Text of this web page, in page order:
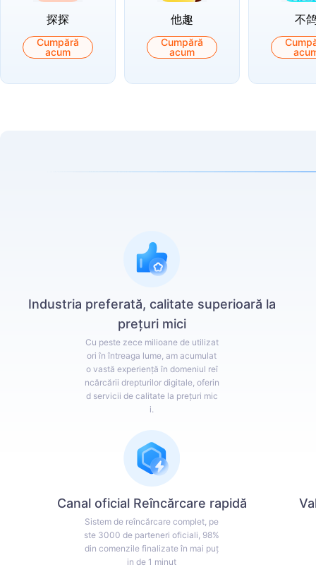
探探
Cumpără
acum
他趣
Cumpără
acum
不
Industria preferată, calitate superioară la
prețuri mici
Cu peste zece milioane de utilizat
ori în întreaga lume, am acumulat
o vastă experiență în domeniul reî
ncărcării drepturilor digitale, oferin
d servicii de calitate la prețuri mic
i.
Canal oficial Reîncărcare rapidă
Sistem de reîncărcare complet, pe
ste 3000 de parteneri oficiali, 98%
din comenzile finalizate în mai puț
in de 1 minut